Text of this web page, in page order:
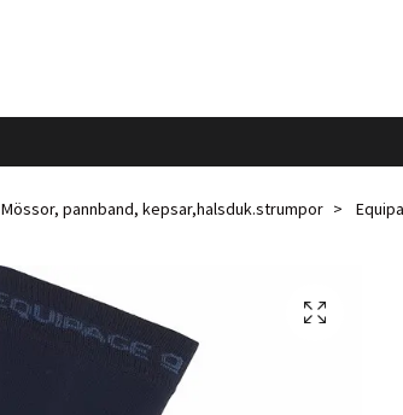
Mössor, pannband, kepsar,halsduk.strumpor